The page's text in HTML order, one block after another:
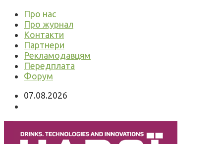
Про нас
Про журнал
Контакти
Партнери
Рекламодавцям
Передплата
Форум
07.08.2026